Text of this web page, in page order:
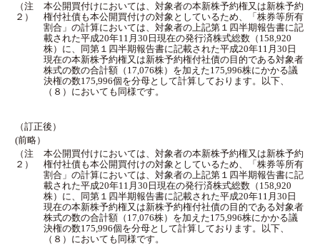
（注
２）
本公開買付けにおいては、対象者の本新株予約権又は新株予約
権付社債も本公開買付けの対象としているため、「株券等所有
割合」の計算においては、対象者の上記第１四半期報告書に記
載された平成20年11月30日現在の発行済株式総数（158,920
株）に、同第１四半期報告書に記載された平成20年11月30日
現在の本新株予約権又は新株予約権付社債の目的である対象者
株式の数の合計額（17,076株）を加えた175,996株にかかる議
決権の数175,996個を分母として計算しております。以下、
（８）においても同様です。
（訂正後）
(前略）
（注
２）
本公開買付けにおいては、対象者の本新株予約権又は新株予約
権付社債も本公開買付けの対象としているため、「株券等所有
割合」の計算においては、対象者の上記第１四半期報告書に記
載された平成20年11月30日現在の発行済株式総数（158,920
株）に、同第１四半期報告書に記載された平成20年11月30日
現在の本新株予約権又は新株予約権付社債の目的である対象者
株式の数の合計額（17,076株）を加えた175,996株にかかる議
決権の数175,996個を分母として計算しております。以下、
（８）においても同様です。